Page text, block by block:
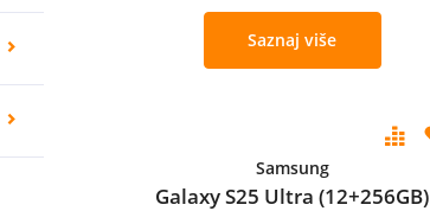
Saznaj više
Samsung
Galaxy S25 Ultra (12+256GB)